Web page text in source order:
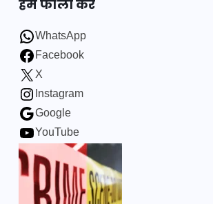
हमें फॉलो करें
WhatsApp
Facebook
X
Instagram
Google
YouTube